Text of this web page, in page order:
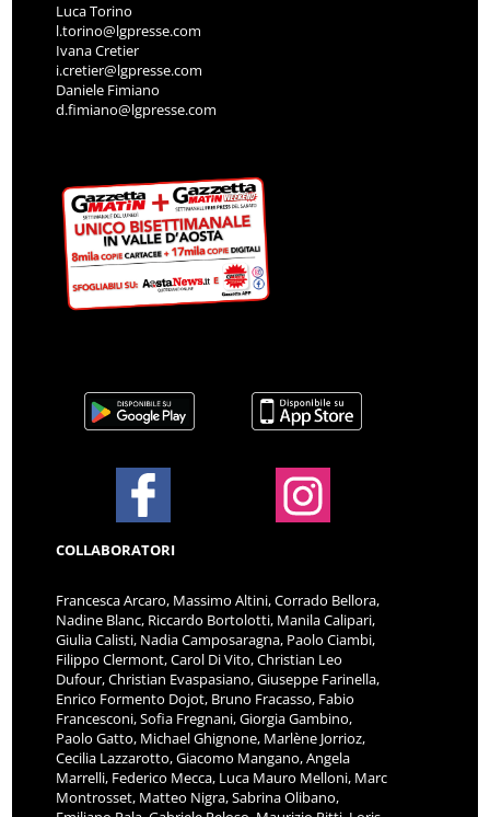
Luca Torino
l.torino@lgpresse.com
Ivana Cretier
i.cretier@lgpresse.com
Daniele Fimiano
d.fimiano@lgpresse.com
COLLABORATORI
Francesca Arcaro, Massimo Altini, Corrado Bellora,
Nadine Blanc, Riccardo Bortolotti, Manila Calipari,
Giulia Calisti, Nadia Camposaragna, Paolo Ciambi,
Filippo Clermont, Carol Di Vito, Christian Leo
Dufour, Christian Evaspasiano, Giuseppe Farinella,
Enrico Formento Dojot, Bruno Fracasso, Fabio
Francesconi, Sofia Fregnani, Giorgia Gambino,
Paolo Gatto, Michael Ghignone, Marlène Jorrioz,
Cecilia Lazzarotto, Giacomo Mangano, Angela
Marrelli, Federico Mecca, Luca Mauro Melloni, Marc
Montrosset, Matteo Nigra, Sabrina Olibano,